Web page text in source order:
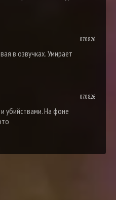
07.08.26
в озвучках. Умирает
07.08.26
убийствами. На фоне